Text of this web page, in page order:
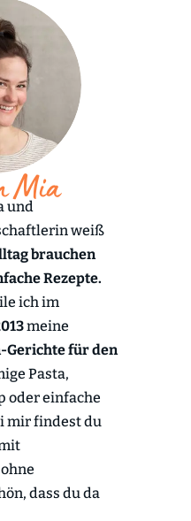
Mia
und
weiß
brauchen
Rezepte.
ich im
meine
Gerichte für den
Pasta,
oder einfache
mir findest du
dass du da